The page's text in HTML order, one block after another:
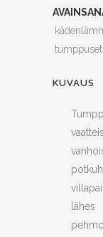
tumppuset
KUVAUS